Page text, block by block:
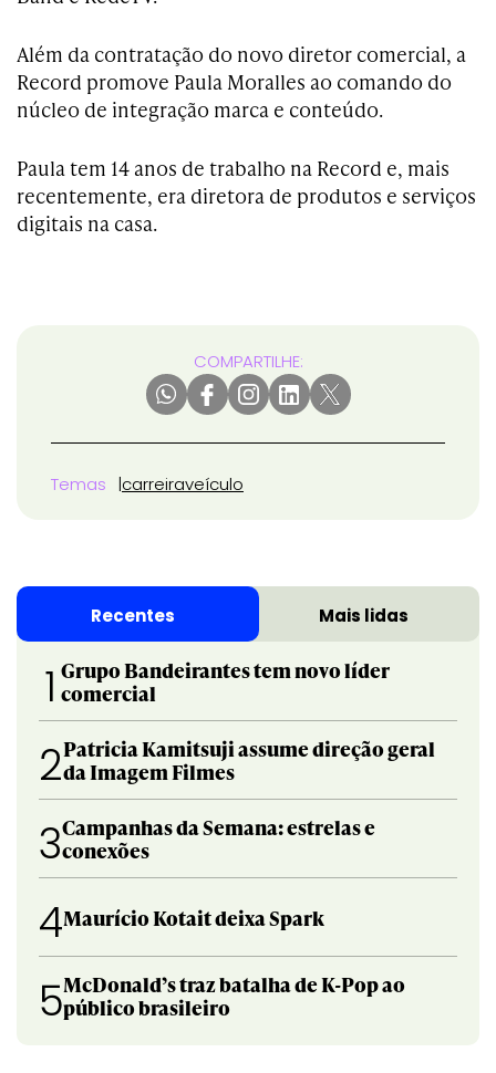
Além da contratação do novo diretor comercial, a
Record promove Paula Moralles ao comando do
núcleo de integração marca e conteúdo.
Paula tem 14 anos de trabalho na Record e, mais
recentemente, era diretora de produtos e serviços
digitais na casa.
COMPARTILHE:
Temas carreiraveículo
Recentes Mais lidas
1 Grupo Bandeirantes tem novo líder
comercial
2Patricia Kamitsuji assume direção geral
da Imagem Filmes
3Campanhas da Semana: estrelas e
conexões
4Maurício Kotait deixa Spark
5McDonald’s traz batalha de K-Pop ao
público brasileiro